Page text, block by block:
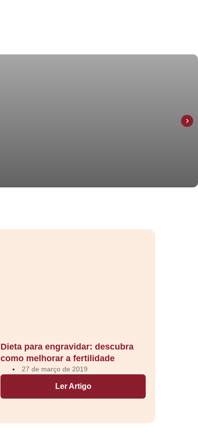
Dieta para engravidar: descubra
como melhorar a fertilidade
27 de março de 2019
Ler Artigo